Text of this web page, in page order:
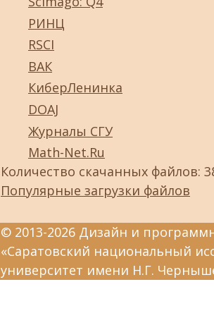
РИНЦ
RSCI
ВАК
КиберЛенинка
DOAJ
Журналы СГУ
Math-Net.Ru
Количество скачанных файлов:
Популярные загрузки файлов
© 2013-2026 Дизайн и
«Саратовский национальный
университет имени Н.Г.